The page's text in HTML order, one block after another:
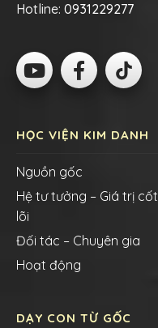
Hotline: 0931229277
HỌC VIỆN KIM DANH
Nguồn gốc
Hệ tư tưởng – Giá trị cốt
lõi
Đối tác – Chuyên gia
Hoạt động
DẠY CON TỪ GỐC